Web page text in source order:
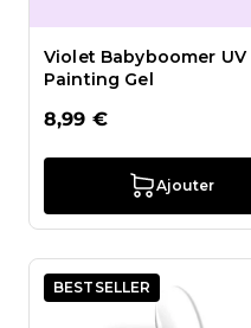
Violet Babyboomer UV
Painting Gel
8,99 €
Ajouter
BESTSELLER